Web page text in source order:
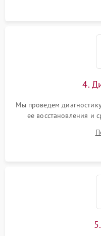
4.
Мы проведем
ее восстановления и